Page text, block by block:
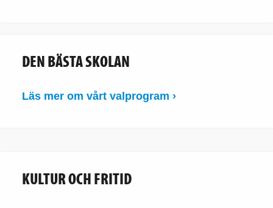
DEN BÄSTA SKOLAN
Läs mer om vårt valprogram ›
KULTUR OCH FRITID